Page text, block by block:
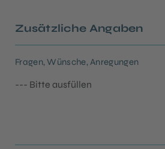
Zusätzliche Angaben
Fragen, Wünsche, Anregungen